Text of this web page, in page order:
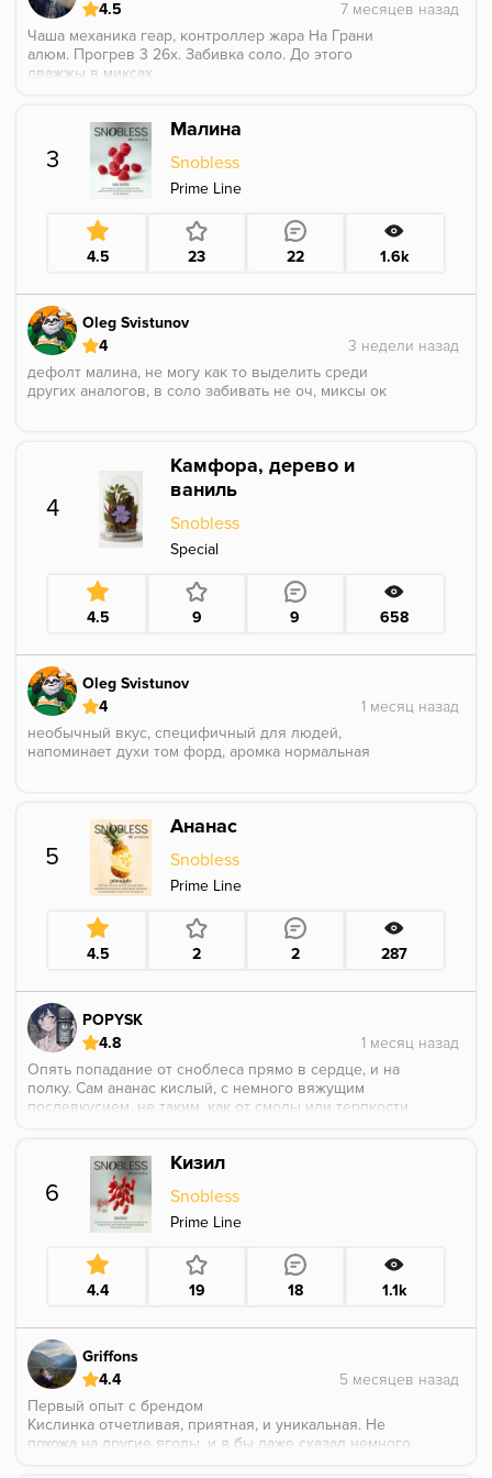
4.5
Чаша механика геар, контроллер жара На Грани
алюм. Прогрев 3 26х. Забивка соло. До этого
дважжы в миксах.
Цветы да, еще во время прогрева по комнате стоял
цветочный аромат. Некая парфюмность. Вообще что-
то знакомое. Напоминает у деуса вкус цветы
апельсина или что-то еще. Ну в целом со временем
мягче. В соло больше не буду) в миксах норм
инструмент, главное не много кидать в чашу.
3
Малина
Snobless
Prime Line
4.5 23 22 1.6k
Oleg Svistunov
4
дефолт малина, не могу как то выделить среди
других аналогов, в соло забивать не оч, миксы ок
4
Камфора, дерево и
ваниль
Snobless
Special
4.5 9 9 658
Oleg Svistunov
4
необычный вкус, специфичный для людей,
напоминает духи том форд, аромка нормальная
5
Ананас
Snobless
Prime Line
4.5 2 2 287
POPYSK
4.8
Опять попадание от сноблеса прямо в сердце, и на
полку. Сам ананас кислый, с немного вяжущим
послевкусием, не таким, как от смолы или терпкости,
прочитал отзыв Kvench (в итоге не зрая купил), он
там по факту всё расписал.
6
Кизил
Snobless
Prime Line
4.4 19 18 1.1k
Griffons
4.4
Первый опыт с брендом
Кислинка отчетливая, приятная, и уникальная. Не
похожа на другие ягоды, и я бы даже сказал немного